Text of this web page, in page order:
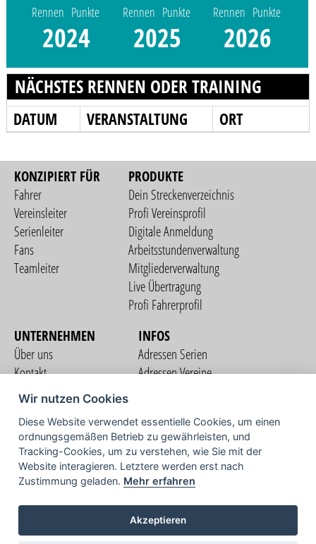
Rennen Punkte
2024
Rennen Punkte
2025
Rennen Punkte
2026
NÄCHSTES RENNEN ODER TRAINING
DATUM VERANSTALTUNG ORT
KONZIPIERT FÜR
Fahrer
Vereinsleiter
Serienleiter
Fans
Teamleiter
PRODUKTE
Dein Streckenverzeichnis
Profi Vereinsprofil
Digitale Anmeldung
Arbeitsstundenverwaltung
Mitgliederverwaltung
Live Übertragung
Profi Fahrerprofil
UNTERNEHMEN
Über uns
Kontakt
Nutzungsbedingungen
Datenschutzerklärung
Impressum
INFOS
Adressen Serien
Adressen Vereine
COMMUNITY
TV
Wir nutzen Cookies
Diese Website verwendet essentielle Cookies, um einen
ordnungsgemäßen Betrieb zu gewährleisten, und
Tracking-Cookies, um zu verstehen, wie Sie mit der
Website interagieren. Letztere werden erst nach
Zustimmung geladen. Mehr erfahren
Akzeptieren